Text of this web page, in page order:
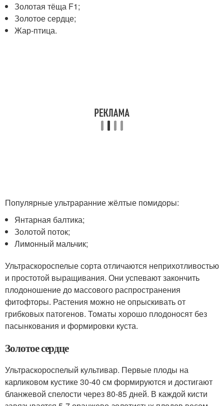
Золотая тёща F1;
Золотое сердце;
Жар-птица.
Популярные ультраранние жёлтые помидоры:
Янтарная балтика;
Золотой поток;
Лимонный мальчик;
Ультраскороспелые сорта отличаются неприхотливостью
и простотой выращивания. Они успевают закончить
плодоношение до массового распространения
фитофторы. Растения можно не опрыскивать от
грибковых патогенов. Томаты хорошо плодоносят без
пасынкования и формировки куста.
Золотое сердце
Ультраскороспелый культивар. Первые плоды на
карликовом кустике 30-40 см формируются и достигают
бланжевой спелости через 80-85 дней. В каждой кисти